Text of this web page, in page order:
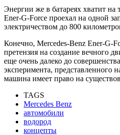
Энергии же в батареях хватит на
Ener-G-Force проехал на одной
электричеством до 800
Конечно, Mercedes-Benz Ener-G-
претензия на создание вечного
еще очень далеко до
эксперимента, представленного
машина имеет право на
TAGS
Mercedes Benz
автомобили
водород
концепты